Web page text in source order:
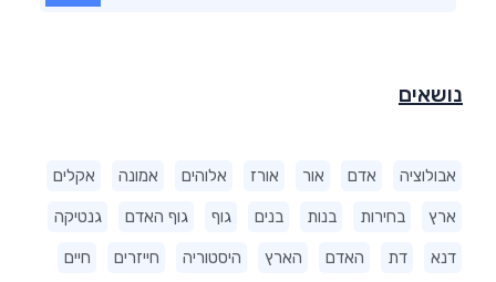
נושאים
אבולוציה אדם אור אורז אלוהים אמונה אקלים
ארץ בחירות בנות בנים גוף גוף האדם גנטיקה
דנא דת האדם הארץ היסטוריה חייזרים חיים